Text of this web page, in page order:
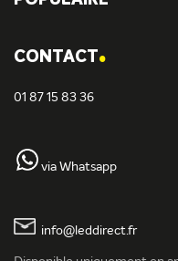
CONTACT.
01 87 15 83 36
via Whatsapp
info@leddirect.fr